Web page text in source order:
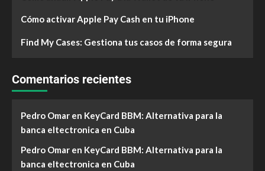
Cómo activar Apple Pay Cash en tu iPhone
Find My Cases: Gestiona tus casos de forma segura
Comentarios recientes
Pedro Omar en KeyCard BBM: Alternativa para la
banca eltectronica en Cuba
Pedro Omar en KeyCard BBM: Alternativa para la
banca eltectronica en Cuba